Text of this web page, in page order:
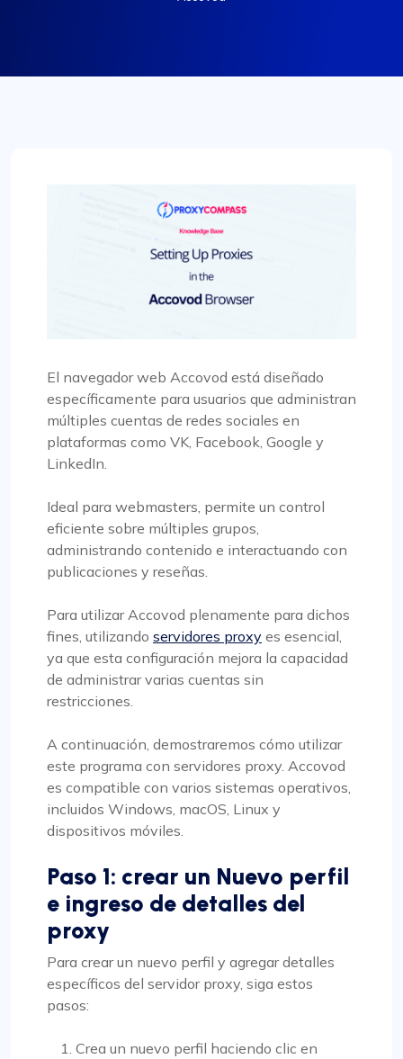
El navegador web Accovod está diseñado
específicamente para usuarios que administran
múltiples cuentas de redes sociales en
plataformas como VK, Facebook, Google y
LinkedIn.
Ideal para webmasters, permite un control
eficiente sobre múltiples grupos,
administrando contenido e interactuando con
publicaciones y reseñas.
Para utilizar Accovod plenamente para dichos
fines, utilizando servidores proxy es esencial,
ya que esta configuración mejora la capacidad
de administrar varias cuentas sin
restricciones.
A continuación, demostraremos cómo utilizar
este programa con servidores proxy. Accovod
es compatible con varios sistemas operativos,
incluidos Windows, macOS, Linux y
dispositivos móviles.
Paso 1: crear un Nuevo perfil
e ingreso de detalles del
proxy
Para crear un nuevo perfil y agregar detalles
específicos del servidor proxy, siga estos
pasos:
Crea un nuevo perfil haciendo clic en